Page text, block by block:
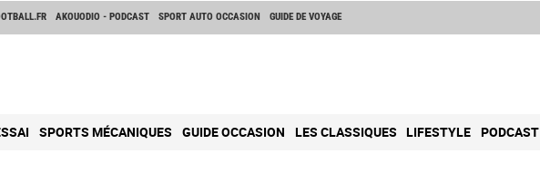
AKOUODIO - PODCAST SPORT AUTO OCCASION GUIDE DE VOYAGE
SPORTS MÉCANIQUES GUIDE OCCASION LES CLASSIQUES LIFESTYLE PODCAST